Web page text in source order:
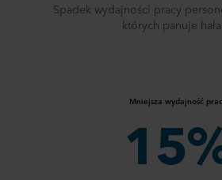
Spadek wydajności pracy
których panuje
Mniejsza wydajność